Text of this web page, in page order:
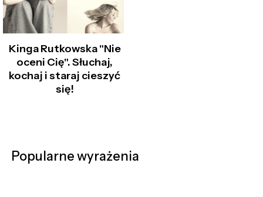
Kinga Rutkowska "Nie
oceni Cię". Słuchaj,
kochaj i staraj cieszyć
się!
Popularne wyrażenia